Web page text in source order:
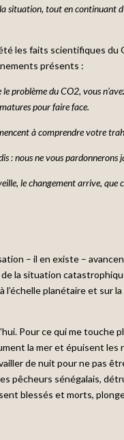
situation, tout en continuant
les faits scientifiques
présents :
problème du CO2, vous
pour faire face.
à comprendre votre
: nous ne vous
le changement arrive, que
– il en existe –
la situation
planétaire et sur
Pour ce qui me touche
la mer et épuisent
de nuit pour ne pas
pêcheurs sénégalais,
blessés et morts,